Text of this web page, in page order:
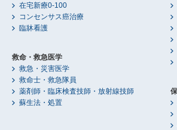
在宅新療0-100
コンセンサス癌治療
臨牀看護
救命・救急医学
救急・災害医学
救命士・救急隊員
薬剤師・臨床検査技師・放射線技師
蘇生法・処置